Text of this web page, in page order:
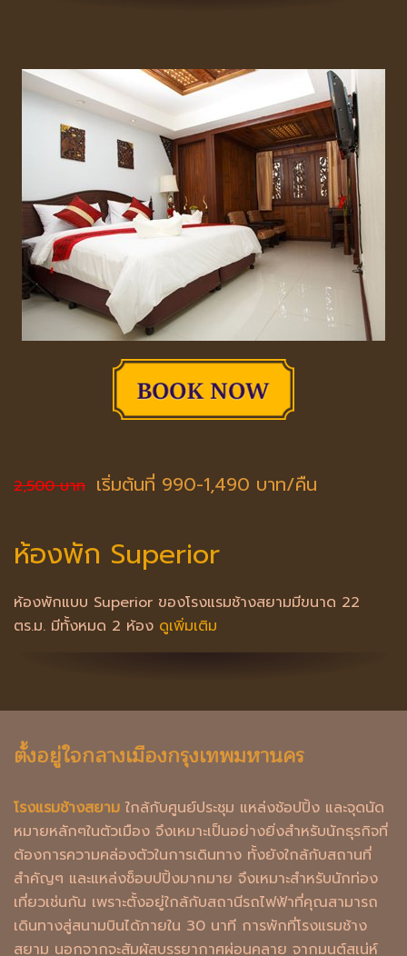
2,500 บาท เริ่มต้นที่ 990-1,490 บาท/คืน
ห้องพัก Superior
ห้องพักแบบ Superior ของโรงแรมช้างสยามมีขนาด 22
ตร.ม. มีทั้งหมด 2 ห้อง ดูเพิ่มเติม
ตั้งอยู่ใจกลางเมืองกรุงเทพมหานคร
โรงแรมช้างสยาม ใกล้กับศูนย์ประชุม แหล่งช้อปปิ้ง และจุดนัด
หมายหลักๆในตัวเมือง จึงเหมาะเป็นอย่างยิ่งสำหรับนักธุรกิจที่
ต้องการความคล่องตัวในการเดินทาง ทั้งยังใกล้กับสถานที่
สำคัญๆ และแหล่งช็อบปปิ้งมากมาย จึงเหมาะสำหรับนักท่อง
เที่ยวเช่นกัน เพราะตั้งอยู่ใกล้กับสถานีรถไฟฟ้าที่คุณสามารถ
เดินทางสู่สนามบินได้ภายใน 30 นาที การพักที่โรงแรมช้าง
สยาม นอกจากจะสัมผัสบรรยากาศผ่อนคลาย จากมนต์สเน่ห์